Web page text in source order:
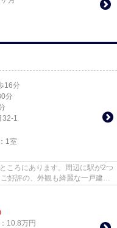
16分
分
32-1
1室
ころにあります。周辺に駅が2つ
好評の、外観も綺麗な一戸建て
10.8万円